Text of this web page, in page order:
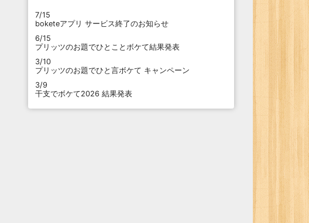
7/15
boketeアプリ サービス終了のお知らせ
6/15
プリッツのお題でひとことボケて結果発表
3/10
プリッツのお題でひと言ボケて キャンペーン
3/9
干支でボケて2026 結果発表